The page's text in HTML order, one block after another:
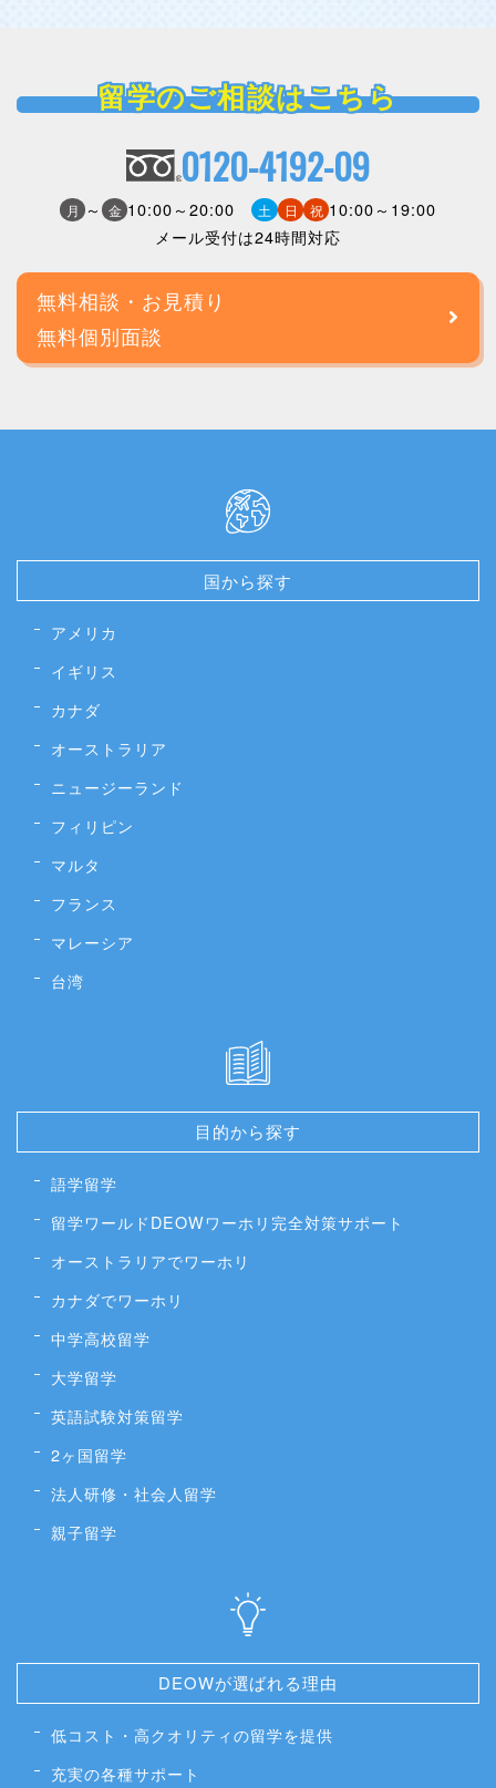
留学のご相談はこちら
0120-4192-09
月 ～ 金 10:00～20:00 土 日 祝 10:00～19:00
メール受付は24時間対応
無料相談・お見積り
無料個別面談
国から探す
アメリカ
イギリス
カナダ
オーストラリア
ニュージーランド
フィリピン
マルタ
フランス
マレーシア
台湾
目的から探す
語学留学
留学ワールドDEOWワーホリ完全対策サポート
オーストラリアでワーホリ
カナダでワーホリ
中学高校留学
大学留学
英語試験対策留学
2ヶ国留学
法人研修・社会人留学
親子留学
DEOWが選ばれる理由
低コスト・高クオリティの留学を提供
充実の各種サポート